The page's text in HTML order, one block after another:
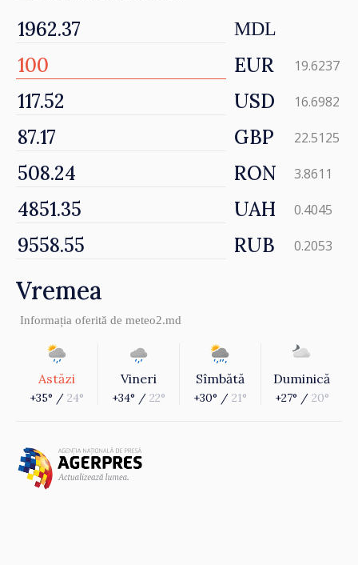
MDL
EUR 19.6237
USD 16.6982
GBP 22.5125
RON 3.8611
UAH 0.4045
RUB 0.2053
Vremea
Informația oferită de meteo2.md
Astăzi
+35° / 24°
Vineri
+34° / 22°
Sîmbătă
+30° / 21°
Duminică
+27° / 20°